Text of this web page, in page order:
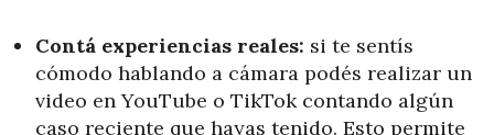
Contá experiencias reales: si te sentís
cómodo hablando a cámara podés realizar un
video en YouTube o TikTok contando algún
caso reciente que hayas tenido. Esto permite